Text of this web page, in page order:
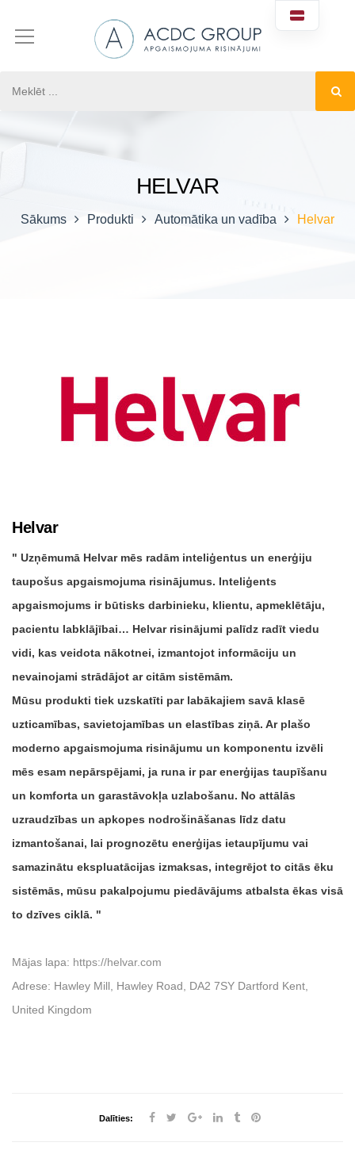
HELVAR
Sākums Produkti Automātika un vadība Helvar
Helvar
Uzņēmumā Helvar mēs radām inteliģentus un enerģiju
taupošus apgaismojuma risinājumus. Inteliģents
apgaismojums ir būtisks darbinieku, klientu, apmeklētāju,
pacientu labklājībai… Helvar risinājumi palīdz radīt viedu
vidi, kas veidota nākotnei, izmantojot informāciju un
nevainojami strādājot ar citām sistēmām.
Mūsu produkti tiek uzskatīti par labākajiem savā klasē
uzticamības, savietojamības un elastības ziņā. Ar plašo
moderno apgaismojuma risinājumu un komponentu izvēli
mēs esam nepārspējami, ja runa ir par enerģijas taupīšanu
un komforta un garastāvokļa uzlabošanu. No attālās
uzraudzības un apkopes nodrošināšanas līdz datu
izmantošanai, lai prognozētu enerģijas ietaupījumu vai
samazinātu ekspluatācijas izmaksas, integrējot to citās ēku
sistēmās, mūsu pakalpojumu piedāvājums atbalsta ēkas visā
to dzīves ciklā.
Mājas lapa: https://helvar.com
Adrese: Hawley Mill, Hawley Road, DA2 7SY Dartford Kent,
United Kingdom
Dalīties: